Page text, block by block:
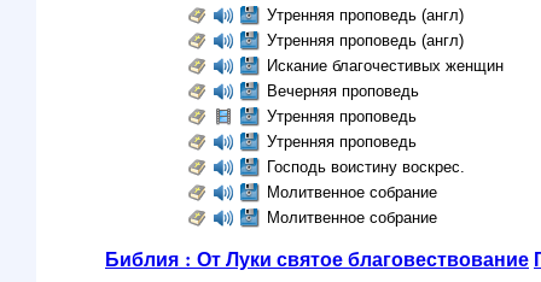
Утренняя проповедь (англ)
Утренняя проповедь (англ)
Искание благочестивых женщин
Вечерняя проповедь
Утренняя проповедь
Утренняя проповедь
Господь воистину воскрес.
Молитвенное собрание
Молитвенное собрание
Библия : От Луки святое благовествование